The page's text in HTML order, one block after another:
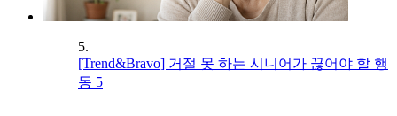
5.
[Trend&Bravo] 거절 못 하는 시니어가 끊어야 할 행
동 5